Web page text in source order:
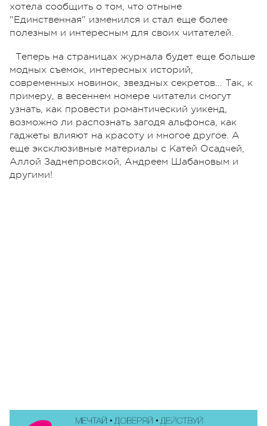
хотела сообщить о том, что отныне
"Единственная" изменился и стал еще более
полезным и интересным для своих читателей.
Теперь на страницах журнала будет еще больше
модных съемок, интересных историй,
современных новинок, звездных секретов... Так, к
примеру, в весеннем номере читатели смогут
узнать, как провести романтический уикенд,
возможно ли распознать загодя альфонса, как
гаджеты влияют на красоту и многое другое. А
еще эксклюзивные материалы с Катей Осадчей,
Аллой Заднепровской, Андреем Шабановым и
другими!